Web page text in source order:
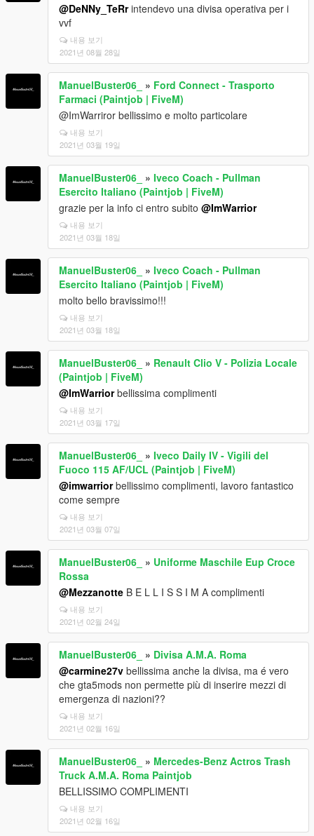
@DeNNy_TeRrintendevo una divisa operativa per i
vvf
내용 보기
2021년 08월 28일
ManuelBuster06_ » Ford Connect - Trasporto
Farmaci (Paintjob | FiveM)
@ImWarriror bellissimo e molto particolare
내용 보기
2021년 03월 19일
ManuelBuster06_ » Iveco Coach - Pullman
Esercito Italiano (Paintjob | FiveM)
grazie per la info ci entro subito @ImWarrior
내용 보기
2021년 03월 18일
ManuelBuster06_ » Iveco Coach - Pullman
Esercito Italiano (Paintjob | FiveM)
molto bello bravissimo!!!
내용 보기
2021년 03월 18일
ManuelBuster06_ » Renault Clio V - Polizia Locale
(Paintjob | FiveM)
@ImWarriorbellissima complimenti
내용 보기
2021년 03월 17일
ManuelBuster06_ » Iveco Daily IV - Vigili del
Fuoco 115 AF/UCL (Paintjob | FiveM)
@imwarriorbellissimo complimenti, lavoro fantastico
come sempre
내용 보기
2021년 03월 07일
ManuelBuster06_ » Uniforme Maschile Eup Croce
Rossa
@Mezzanotte B E L L I S S I M A complimenti
내용 보기
2021년 02월 24일
ManuelBuster06_ » Divisa A.M.A. Roma
@carmine27v bellissima anche la divisa, ma é vero
che gta5mods non permette più di inserire mezzi di
emergenza di nazioni??
내용 보기
2021년 02월 16일
ManuelBuster06_ » Mercedes-Benz Actros Trash
Truck A.M.A. Roma Paintjob
BELLISSIMO COMPLIMENTI
내용 보기
2021년 02월 16일